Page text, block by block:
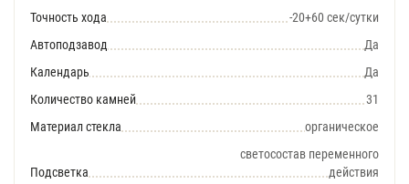
Точность хода
-20+60 сек/сутки
Автоподзавод
Да
Календарь
Да
Количество камней
31
Материал стекла
органическое
Подсветка
светосостав переменного
действия